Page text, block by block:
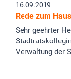
16.09.2019
Rede zum
Sehr geehrter
Verwaltung der